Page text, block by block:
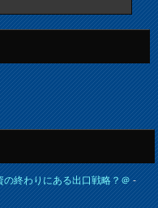
終わりにある出口戦略？＠-